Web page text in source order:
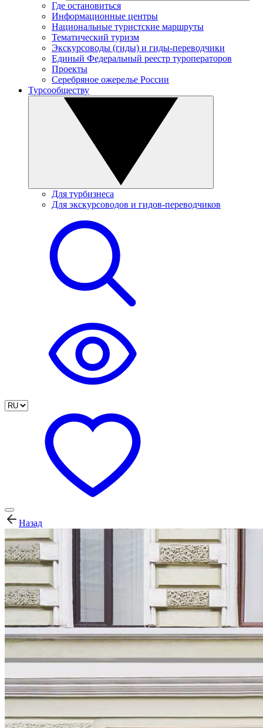
Где остановиться
Информационные центры
Национальные туристские маршруты
Тематический туризм
Экскурсоводы (гиды) и гиды-переводчики
Единый Федеральный реестр туроператоров
Проекты
Серебряное ожерелье России
Турсообществу
Для турбизнеса
Для экскурсоводов и гидов-переводчиков
Назад